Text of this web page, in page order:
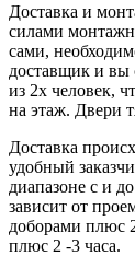
Доставка и
силами
сами,
доставщик и вы
из 2х человек,
на этаж. Двери
Доставка
удобный
диапазоне с и
зависит от
доборами плюс
плюс 2 -3 часа.